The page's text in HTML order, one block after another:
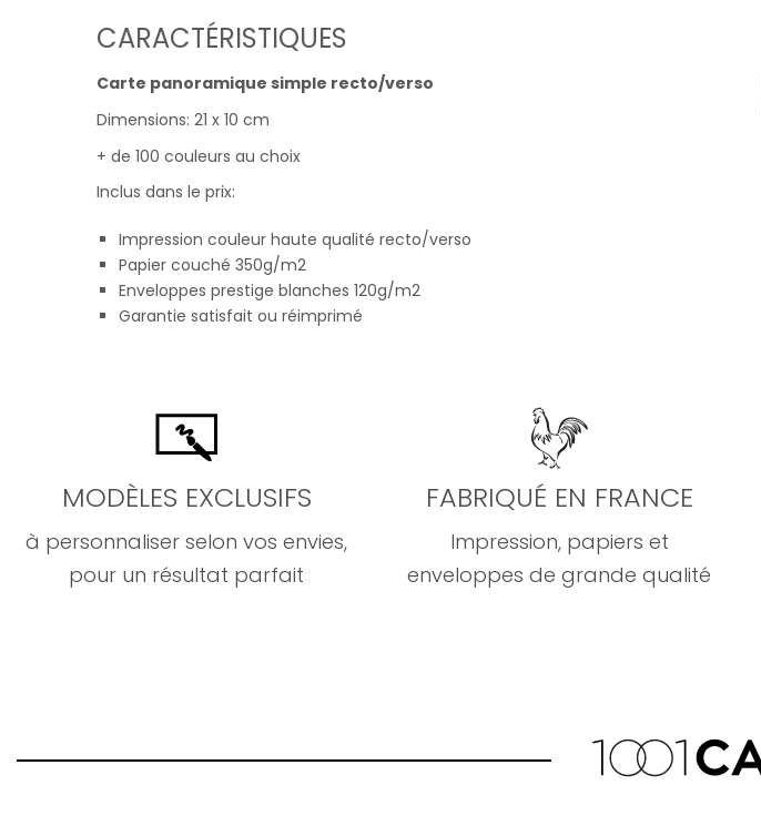
CARACTÉRISTIQUES
Carte panoramique simple recto/verso
Dimensions: 21 x 10 cm
+ de 100 couleurs au choix
Inclus dans le prix:
Impression couleur haute qualité recto/verso
Papier couché 350g/m2
Enveloppes prestige blanches 120g/m2
Garantie satisfait ou réimprimé
MODÈLES EXCLUSIFS
à personnaliser selon vos envies,
pour un résultat parfait
FABRIQUÉ EN FRANCE
Impression, papiers et
enveloppes de grande qualité